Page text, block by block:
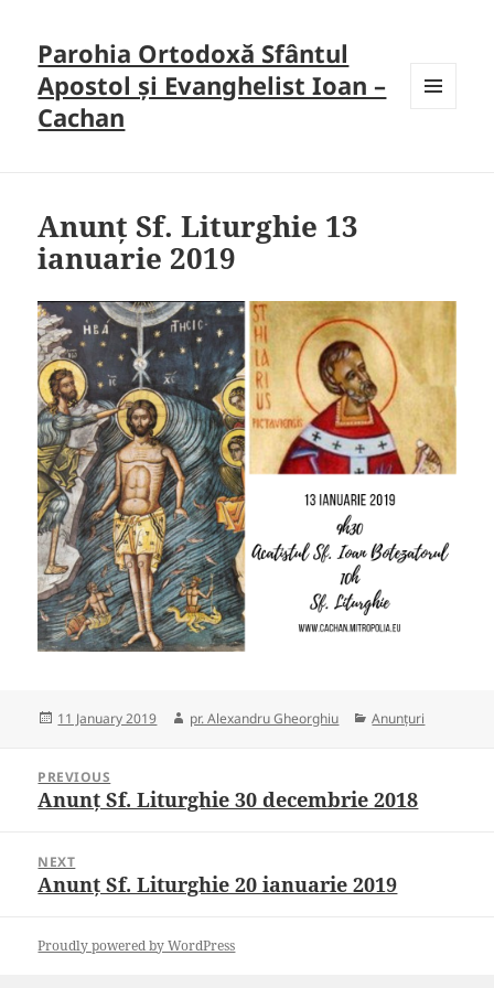
Parohia Ortodoxă Sfântul
Apostol și Evanghelist Ioan –
Cachan
Anunț Sf. Liturghie 13
ianuarie 2019
Posted
11 January 2019 Author
pr. Alexandru Gheorghiu Categories
Anunțuri
navigation
PREVIOUS
Previous
Anunț Sf. Liturghie 30 decembrie 2018
NEXT
Next
Anunț Sf. Liturghie 20 ianuarie 2019
Proudly powered by WordPress